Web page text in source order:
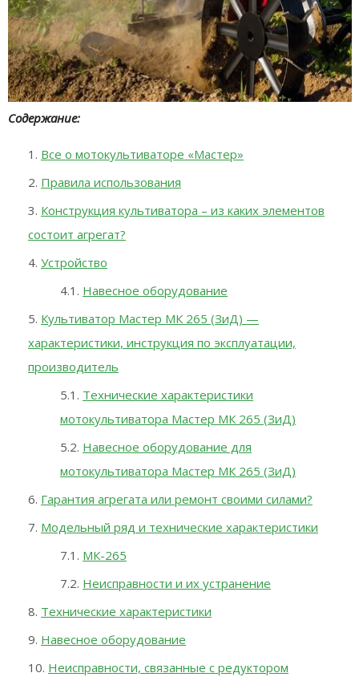
Содержание:
Все о мотокультиваторе «Мастер»
Правила использования
Конструкция культиватора – из каких элементов
состоит агрегат?
Устройство
Навесное оборудование
Культиватор Мастер МК 265 (ЗиД) —
характеристики, инструкция по эксплуатации,
производитель
Технические характеристики
мотокультиватора Мастер МК 265 (ЗиД)
Навесное оборудование для
мотокультиватора Мастер МК 265 (ЗиД)
Гарантия агрегата или ремонт своими силами?
Модельный ряд и технические характеристики
МК-265
Неисправности и их устранение
Технические характеристики
Навесное оборудование
Неисправности, связанные с редуктором